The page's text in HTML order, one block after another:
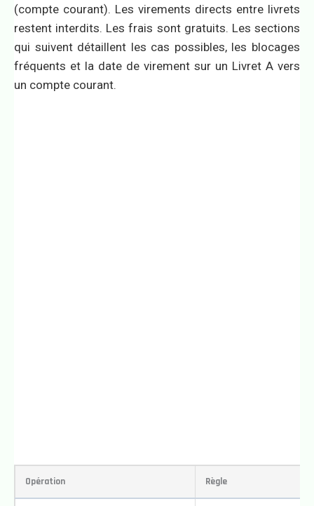
(compte courant). Les virements directs entre livrets
restent interdits. Les frais sont gratuits. Les sections
qui suivent détaillent les cas possibles, les blocages
fréquents et la date de virement sur un Livret A vers
un compte courant.
Opération Règle